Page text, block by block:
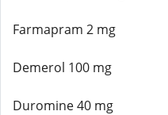
Farmapram 2 mg
Demerol 100 mg
Duromine 40 mg